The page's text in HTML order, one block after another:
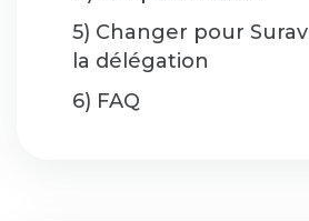
5) Changer pour
la délégation
6) FAQ